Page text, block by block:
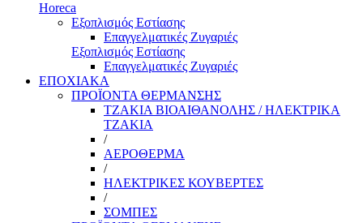
Horeca
Εξοπλισμός Εστίασης
Επαγγελματικές Ζυγαριές
Εξοπλισμός Εστίασης
Επαγγελματικές Ζυγαριές
ΕΠΟΧΙΑΚΑ
ΠΡΟΪΟΝΤΑ ΘΕΡΜΑΝΣΗΣ
ΤΖΑΚΙΑ ΒΙΟΑΙΘΑΝΟΛΗΣ / ΗΛΕΚΤΡΙΚΑ
ΤΖΑΚΙΑ
/
ΑΕΡΟΘΕΡΜΑ
/
ΗΛΕΚΤΡΙΚΕΣ ΚΟΥΒΕΡΤΕΣ
/
ΣΟΜΠΕΣ